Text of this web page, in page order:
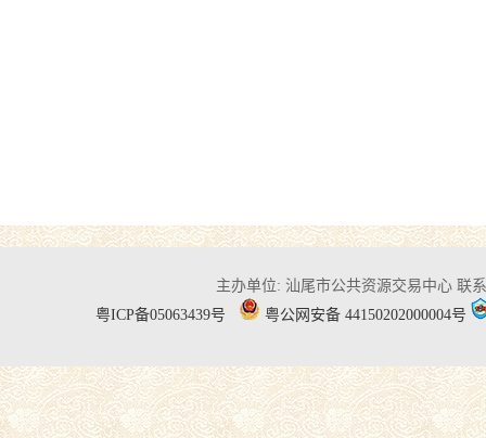
主办单位: 汕尾市公共资源交易中心 联
粤ICP备05063439号
粤公网安备 44150202000004号